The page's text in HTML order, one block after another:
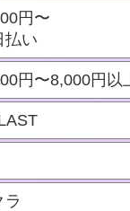
円〜
い
円〜8,000円以
ラ